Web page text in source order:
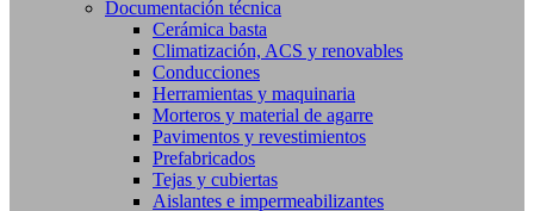
Documentación técnica
Cerámica basta
Climatización, ACS y renovables
Conducciones
Herramientas y maquinaria
Morteros y material de agarre
Pavimentos y revestimientos
Prefabricados
Tejas y cubiertas
Aislantes e impermeabilizantes